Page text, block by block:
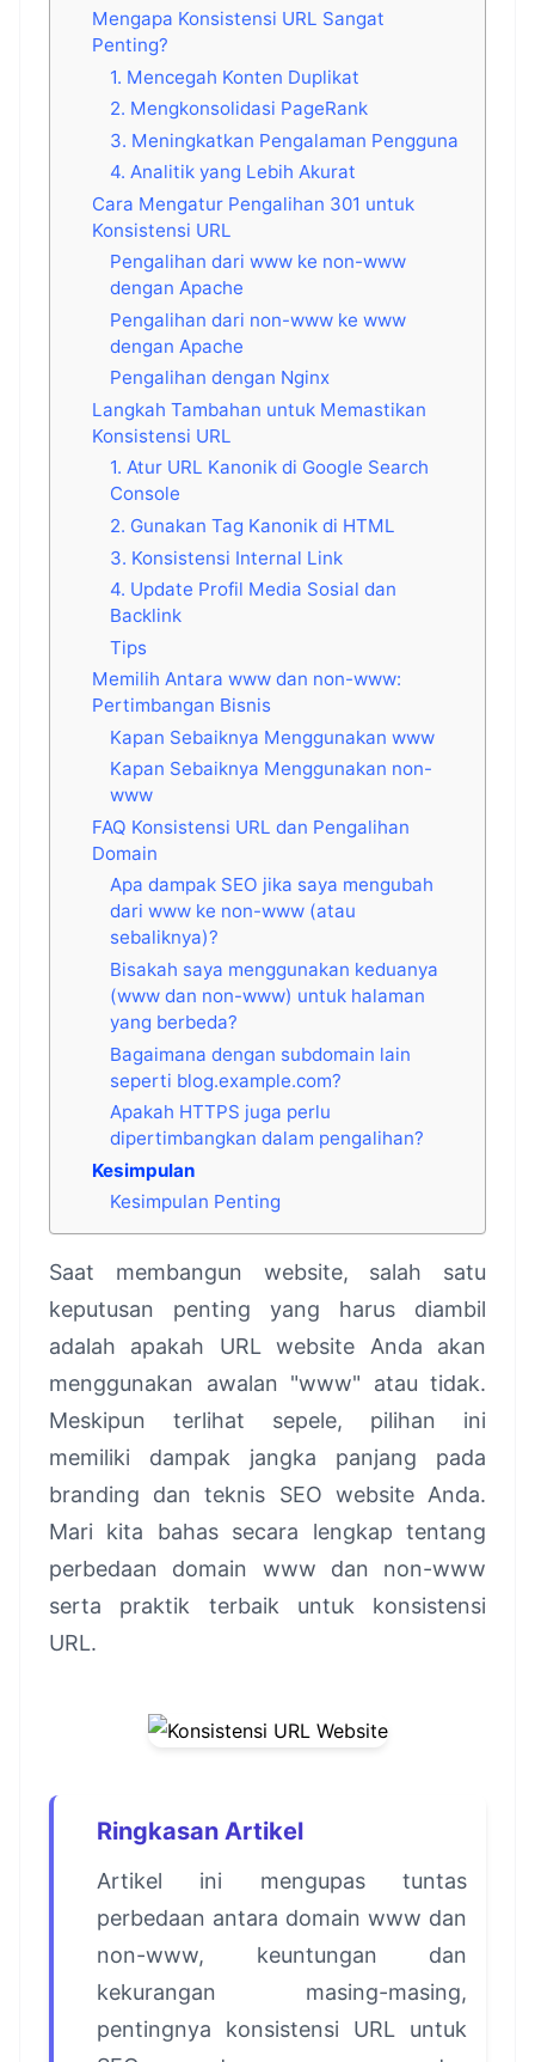
Mengapa Konsistensi URL Sangat
Penting?
1. Mencegah Konten Duplikat
2. Mengkonsolidasi PageRank
3. Meningkatkan Pengalaman Pengguna
4. Analitik yang Lebih Akurat
Cara Mengatur Pengalihan 301 untuk
Konsistensi URL
Pengalihan dari www ke non-www
dengan Apache
Pengalihan dari non-www ke www
dengan Apache
Pengalihan dengan Nginx
Langkah Tambahan untuk Memastikan
Konsistensi URL
1. Atur URL Kanonik di Google Search
Console
2. Gunakan Tag Kanonik di HTML
3. Konsistensi Internal Link
4. Update Profil Media Sosial dan
Backlink
Tips
Memilih Antara www dan non-www:
Pertimbangan Bisnis
Kapan Sebaiknya Menggunakan www
Kapan Sebaiknya Menggunakan non-
www
FAQ Konsistensi URL dan Pengalihan
Domain
Apa dampak SEO jika saya mengubah
dari www ke non-www (atau
sebaliknya)?
Bisakah saya menggunakan keduanya
(www dan non-www) untuk halaman
yang berbeda?
Bagaimana dengan subdomain lain
seperti blog.example.com?
Apakah HTTPS juga perlu
dipertimbangkan dalam pengalihan?
Kesimpulan
Kesimpulan Penting
Saat membangun website, salah satu
keputusan penting yang harus diambil
adalah apakah URL website Anda akan
menggunakan awalan "www" atau tidak.
Meskipun terlihat sepele, pilihan ini
memiliki dampak jangka panjang pada
branding dan teknis SEO website Anda.
Mari kita bahas secara lengkap tentang
perbedaan domain www dan non-www
serta praktik terbaik untuk konsistensi
URL.
Ringkasan Artikel
Artikel ini mengupas tuntas
perbedaan antara domain www dan
non-www, keuntungan dan
kekurangan masing-masing,
pentingnya konsistensi URL untuk